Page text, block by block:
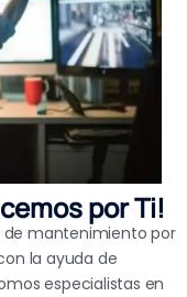
por Ti!
de mantenimiento por
la ayuda de
especialistas en